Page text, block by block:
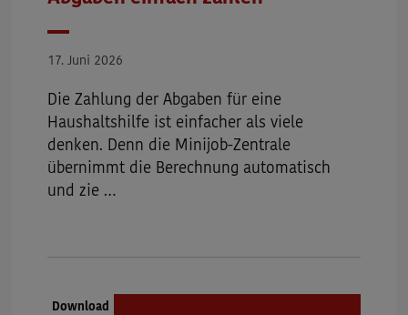
Datum
17. Juni 2026
Die Zahlung der Abgaben für eine
Haushaltshilfe ist einfacher als viele
denken. Denn die Minijob-Zentrale
übernimmt die Berechnung automatisch
und zie …
Dokumenttyp:
Download